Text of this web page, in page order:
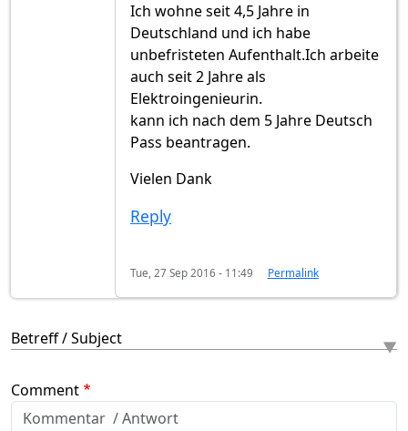
Ich wohne seit 4,5 Jahre in
Deutschland und ich habe
unbefristeten Aufenthalt.Ich arbeite
auch seit 2 Jahre als
Elektroingenieurin.
kann ich nach dem 5 Jahre Deutsch
Pass beantragen.
Vielen Dank
Reply
Tue, 27 Sep 2016 - 11:49 Permalink
Betreff / Subject
Comment